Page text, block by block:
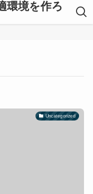
環境を作ろ
Uncategorized